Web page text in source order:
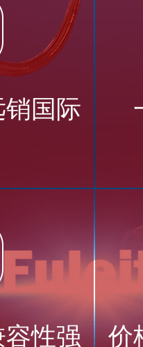
国际
性强 价